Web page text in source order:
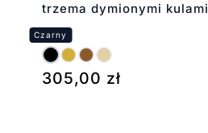
trzema dymionymi kulami
305,00 zł